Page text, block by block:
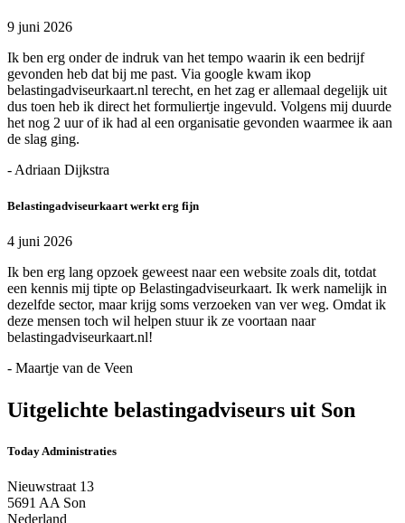
9 juni 2026
Ik ben erg onder de indruk van het tempo waarin ik een bedrijf
gevonden heb dat bij me past. Via google kwam ikop
belastingadviseurkaart.nl terecht, en het zag er allemaal degelijk uit
dus toen heb ik direct het formuliertje ingevuld. Volgens mij duurde
het nog 2 uur of ik had al een organisatie gevonden waarmee ik aan
de slag ging.
- Adriaan Dijkstra
Belastingadviseurkaart werkt erg fijn
4 juni 2026
Ik ben erg lang opzoek geweest naar een website zoals dit, totdat
een kennis mij tipte op Belastingadviseurkaart. Ik werk namelijk in
dezelfde sector, maar krijg soms verzoeken van ver weg. Omdat ik
deze mensen toch wil helpen stuur ik ze voortaan naar
belastingadviseurkaart.nl!
- Maartje van de Veen
Uitgelichte belastingadviseurs uit Son
Today Administraties
Nieuwstraat 13
5691 AA Son
Nederland